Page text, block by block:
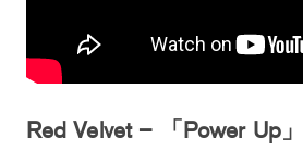
Red Velvet – 「Power Up」